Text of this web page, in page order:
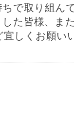
で取り組ん
た皆様、ま
しくお願い